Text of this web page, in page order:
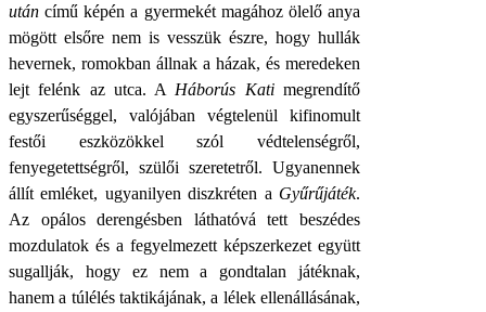
után című képén a gyermekét magához ölelő anya
mögött elsőre nem is vesszük észre, hogy hullák
hevernek, romokban állnak a házak, és meredeken
lejt felénk az utca. A Háborús Katimegrendítő
egyszerűséggel, valójában végtelenül kifinomult
festői eszközökkel szól védtelenségről,
fenyegetettségről, szülői szeretetről. Ugyanennek
állít emléket, ugyanilyen diszkréten a Gyűrűjáték.
Az opálos derengésben láthatóvá tett beszédes
mozdulatok és a fegyelmezett képszerkezet együtt
sugallják, hogy ez nem a gondtalan játéknak,
hanem a túlélés taktikájának, a lélek ellenállásának,